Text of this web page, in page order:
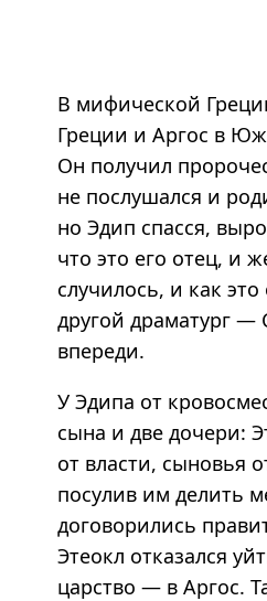
В мифической
Греции и Аргос в
Он получил
не послушался и
но Эдип спасся,
что это его отец, и
случилось, и как
другой драматург
впереди.
У Эдипа от
сына и две дочери:
от власти, сыновья
посулив им делить
договорились
Этеокл отказался
царство — в Аргос.